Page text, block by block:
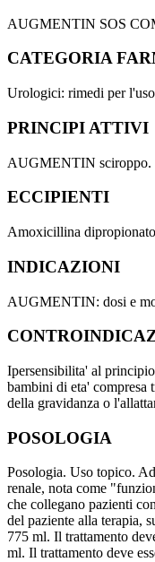
AUGMENTIN SOS
CATEGORIA
Urologici: rimedi per
PRINCIPI ATTIVI
AUGMENTIN sciroppo.
ECCIPIENTI
Amoxicillina
INDICAZIONI
AUGMENTIN: dosi e
Ipersensibilita' al
bambini di eta' compresa
della gravidanza o
POSOLOGIA
Posologia. Uso topico.
renale, nota come
che collegano pazienti
del paziente alla terapia,
775 ml. Il trattamento
ml. Il trattamento deve